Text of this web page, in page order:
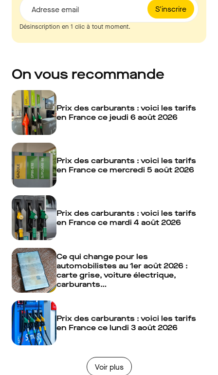
S'inscrire
Adresse email
Désinscription en 1 clic à tout moment.
On vous recommande
Prix des carburants : voici les tarifs
en France ce jeudi 6 août 2026
Prix des carburants : voici les tarifs
en France ce mercredi 5 août 2026
Prix des carburants : voici les tarifs
en France ce mardi 4 août 2026
Ce qui change pour les
automobilistes au 1er août 2026 :
carte grise, voiture électrique,
carburants…
Prix des carburants : voici les tarifs
en France ce lundi 3 août 2026
Voir plus